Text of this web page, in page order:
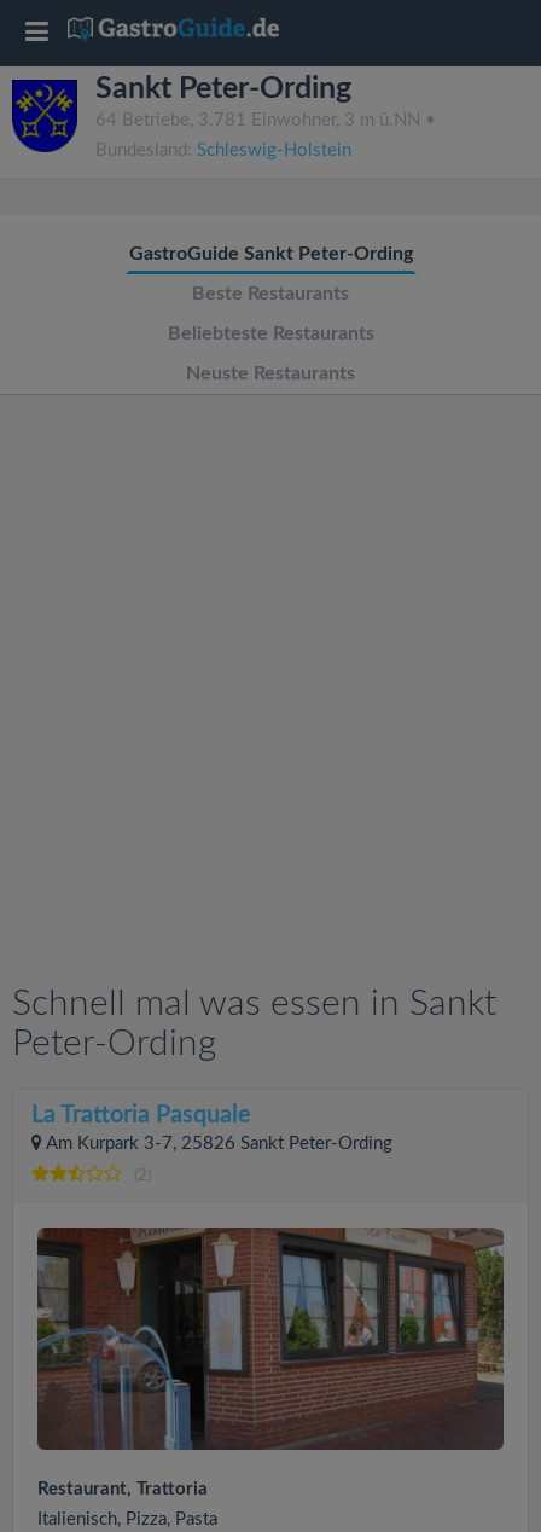
Sankt Peter-Ording
64 Betriebe, 3.781 Einwohner, 3 m ü.NN •
Bundesland: Schleswig-Holstein
GastroGuide Sankt Peter-Ording
Beste Restaurants
Beliebteste Restaurants
Neuste Restaurants
Schnell mal was essen in Sankt
Peter-Ording
La Trattoria Pasquale
Am Kurpark 3-7, 25826 Sankt Peter-Ording
(2)
Restaurant, Trattoria
Italienisch, Pizza, Pasta
T
o
g
n